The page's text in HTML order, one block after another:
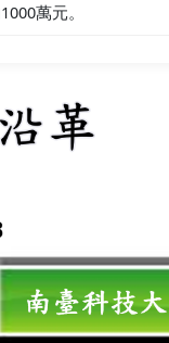
萬元。